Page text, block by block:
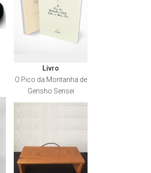
Livro
O Pico da Montanha de
Gensho Sensei